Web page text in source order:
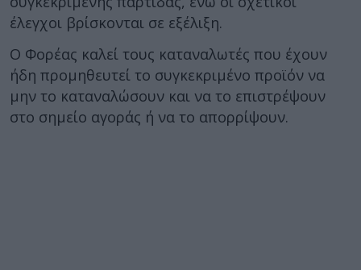
έλεγχοι βρίσκονται σε εξέλιξη.
Ο Φορέας καλεί τους καταναλωτές που έχουν
ήδη προμηθευτεί το συγκεκριμένο προϊόν να
μην το καταναλώσουν και να το επιστρέψουν
στο σημείο αγοράς ή να το απορρίψουν.